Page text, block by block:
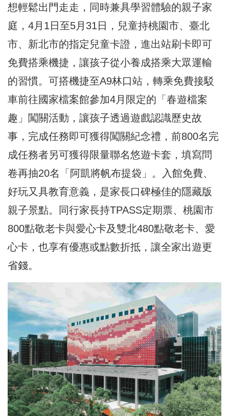
想輕鬆出門走走，同時兼具學習體驗的親子家
庭，4月1日至5月31日，兒童持桃園市、臺北
市、新北市的指定兒童卡證，進出站刷卡即可
免費搭乘機捷，讓孩子從小養成搭乘大眾運輸
的習慣。可搭機捷至A9林口站，轉乘免費接駁
車前往國家檔案館參加4月限定的「春遊檔案
趣」闖關活動，讓孩子透過遊戲認識歷史故
事，完成任務即可獲得闖關紀念禮，前800名完
成任務者另可獲得限量聯名悠遊卡套，填寫問
卷再抽20名「阿凱將帆布提袋」。入館免費、
好玩又具教育意義，是家長口碑極佳的隱藏版
親子景點。同行家長持TPASS定期票、桃園市
800點敬老卡與愛心卡及雙北480點敬老卡、愛
心卡，也享有優惠或點數折抵，讓全家出遊更
省錢。